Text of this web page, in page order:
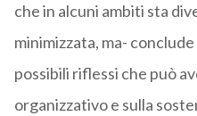
che in alcuni ambiti sta
minimizzata, ma-
possibili riflessi che può
organizzativo e sulla